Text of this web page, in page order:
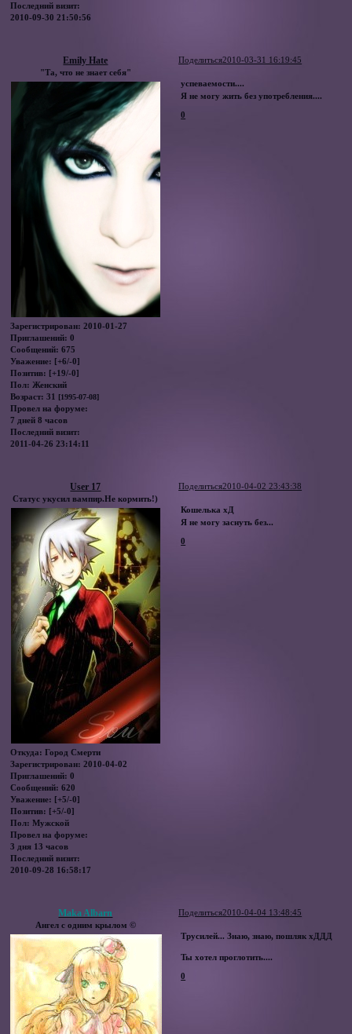
Последний визит:
2010-09-30 21:50:56
Поделиться2010-03-31 16:19:45
Emily Hate
"Та, что не знает себя"
Зарегистрирован: 2010-01-27
Приглашений: 0
Сообщений: 675
Уважение: [+6/-0]
Позитив: [+19/-0]
Пол: Женский
Возраст: 31 [1995-07-08]
Провел на форуме:
7 дней 8 часов
Последний визит:
2011-04-26 23:14:11
успеваемости....
Я не могу жить без употребления....
0
Поделиться2010-04-02 23:43:38
User 17
Статус укусил вампир.Не кормить!)
Откуда: Город Смерти
Зарегистрирован: 2010-04-02
Приглашений: 0
Сообщений: 620
Уважение: [+5/-0]
Позитив: [+5/-0]
Пол: Мужской
Провел на форуме:
3 дня 13 часов
Последний визит:
2010-09-28 16:58:17
Кошелька хД
Я не могу заснуть без...
0
Поделиться2010-04-04 13:48:45
Maka Albarn
Ангел с одним крылом ©
Трусилей... Знаю, знаю, пошляк хДДД
Ты хотел проглотить....
0